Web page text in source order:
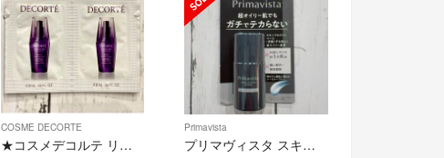
COSME DECORTE
★コスメデコルテ リポソーム 2包★
Primavista
プリマヴィスタ スキンプロテクトベース 8.5ml